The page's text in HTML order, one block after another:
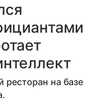
ресторан на базе